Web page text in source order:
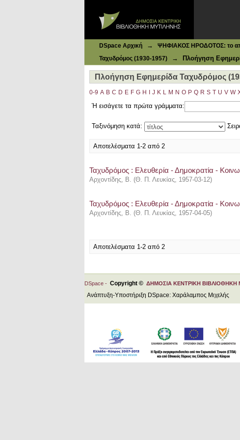
DSpace Αρχική → ΨΗΦΙΑΚΟΣ ΗΡΟΔΟΤΟΣ: το
Ταχυδρόμος (1930-1957)
→ Πλοήγηση
Πλοήγηση Εφημερίδα Ταχυδρόμος
0-9 A B C D E F G H J K L M N O P Q R S T U V W
Ή εισάγετε τα πρώτα γράμματα:
Ταξινόμηση κατά:
Αποτελέσματα 1-2 από 2
Ταχυδρόμος : Ελευθερία - Δημοκρατία -
Αρχοντίδης, Β. (Θ. Π. Λευκίας, 1957-03-12)
Ταχυδρόμος : Ελευθερία - Δημοκρατία -
Αρχοντίδης, Β. (Θ. Π. Λευκίας, 1957-04-05)
Αποτελέσματα 1-2 από 2
DSpace - Copyright © ΔΗΜΟΣΙΑ ΚΕΝΤΡΙΚΗ ΒΙΒΛΙΟΘΗΚΗ
Ανάπτυξη-Υποστήριξη DSpace: Χαράλαμπος Μιχελής